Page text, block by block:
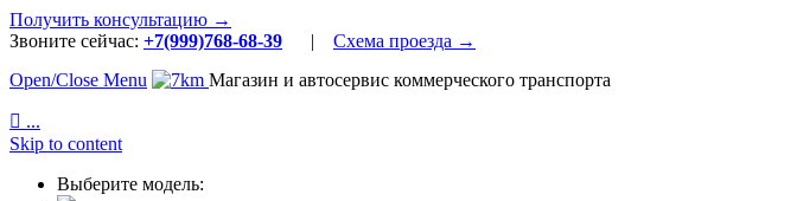
Получить консультацию →
Звоните сейчас: +7(999)768-68-39 | Схема проезда →
Open/Close Menu
Магазин и автосервис коммерческого транспорта
 ...
Skip to content
Выберите модель: